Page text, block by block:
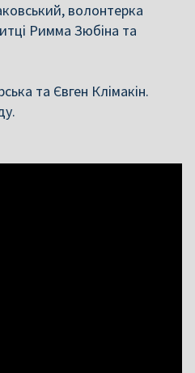
волонтерка
Римма Зюбіна та
та Євген Клімакін.